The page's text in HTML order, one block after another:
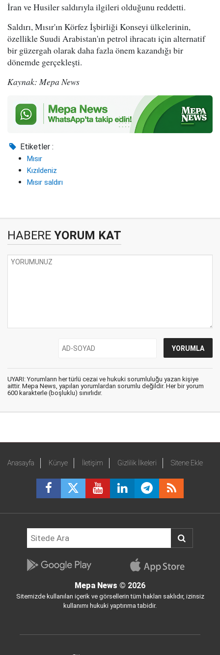
İran ve Husiler saldırıyla ilgileri olduğunu reddetti.
Saldırı, Mısır'ın Körfez İşbirliği Konseyi ülkelerinin,
özellikle Suudi Arabistan'ın petrol ihracatı için alternatif
bir güzergah olarak daha fazla önem kazandığı bir
dönemde gerçekleşti.
Kaynak: Mepa News
Etiketler :
Mısır
Kızıldeniz
Mısır saldırı
HABERE YORUM KAT
UYARI: Yorumların her türlü cezai ve hukuki sorumluluğu yazan kişiye
aittir. Mepa News, yapılan yorumlardan sorumlu değildir. Her bir yorum
600 karakterle (boşluklu) sınırlıdır.
Anasayfa Künye İletişim Gizlilik İlkeleri Sitene Ekle
Mepa News © 2026
Sitemizde kullanılan içerik ve görsellerin tüm hakları saklıdır, izinsiz
kullanımı hukuki yaptırıma tabidir.